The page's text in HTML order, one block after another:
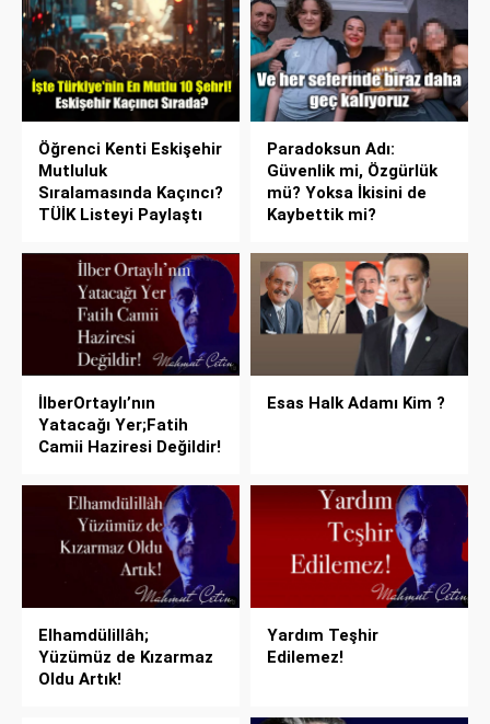
Öğrenci Kenti Eskişehir
Mutluluk
Sıralamasında Kaçıncı?
TÜİK Listeyi Paylaştı
Paradoksun Adı:
Güvenlik mi, Özgürlük
mü? Yoksa İkisini de
Kaybettik mi?
İlberOrtaylı’nın
Yatacağı Yer;Fatih
Camii Haziresi Değildir!
Esas Halk Adamı Kim ?
Elhamdülillâh;
Yüzümüz de Kızarmaz
Oldu Artık!
Yardım Teşhir
Edilemez!